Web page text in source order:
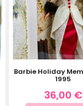
Barbie Holiday
1995
36,00 €